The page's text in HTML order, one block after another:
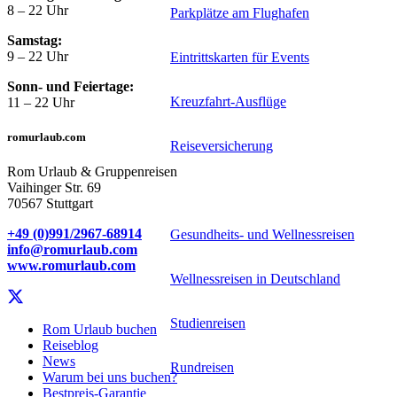
Parkplätze am Flughafen
Eintrittskarten für Events
Kreuzfahrt-Ausflüge
Reiseversicherung
Gesundheits- und Wellnessreisen
Wellnessreisen in Deutschland
Studienreisen
Rundreisen
8 – 22 Uhr
Samstag:
9 – 22 Uhr
Sonn- und Feiertage:
11 – 22 Uhr
romurlaub.com
Rom Urlaub & Gruppenreisen
Vaihinger Str. 69
70567 Stuttgart
+49 (0)991/2967-68914
info@romurlaub.com
www.romurlaub.com
Rom Urlaub buchen
Reiseblog
News
Warum bei uns buchen?
Bestpreis-Garantie